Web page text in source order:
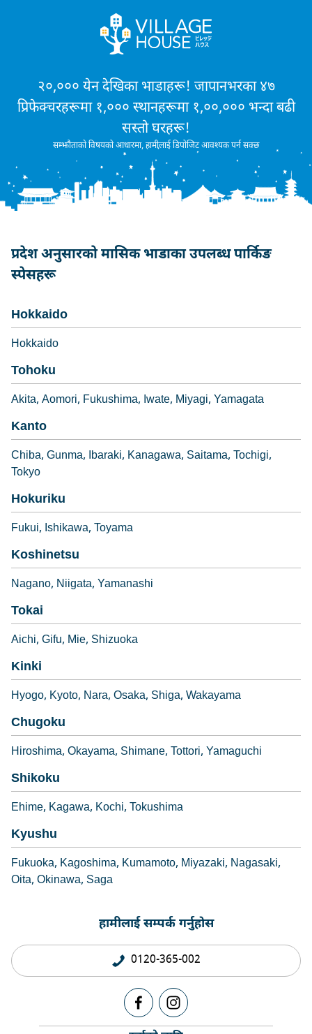
२०,००० येन देखिका भाडाहरू! जापानभरका ४७
प्रिफेक्चरहरूमा १,००० स्थानहरूमा १,००,००० भन्दा बढी
सस्तो घरहरू!
सम्झौताको विषयको आधारमा, हामीलाई डिपोजिट आवश्यक पर्न सक्छ
प्रदेश अनुसारको मासिक भाडाका उपलब्ध पार्किङ
स्पेसहरू
Hokkaido
Hokkaido
Tohoku
Akita Aomori Fukushima Iwate Miyagi Yamagata
Kanto
Chiba Gunma Ibaraki Kanagawa Saitama Tochigi
Tokyo
Hokuriku
Fukui Ishikawa Toyama
Koshinetsu
Nagano Niigata Yamanashi
Tokai
Aichi Gifu Mie Shizuoka
Kinki
Hyogo Kyoto Nara Osaka Shiga Wakayama
Chugoku
Hiroshima Okayama Shimane Tottori Yamaguchi
Shikoku
Ehime Kagawa Kochi Tokushima
Kyushu
Fukuoka Kagoshima Kumamoto Miyazaki Nagasaki
Oita Okinawa Saga
हामीलाई सम्पर्क गर्नुहोस
0120-365-002